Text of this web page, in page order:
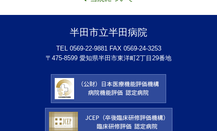
半田市立半田病院
TEL 0569-22-9881 FAX 0569-24-3253
〒475-8599 愛知県半田市東洋町2丁目29番地